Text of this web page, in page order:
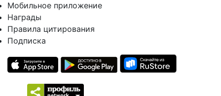
Мобильное приложение
Награды
Правила цитирования
Подписка